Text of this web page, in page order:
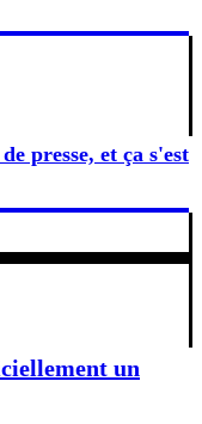
presse, et ça s'est
un